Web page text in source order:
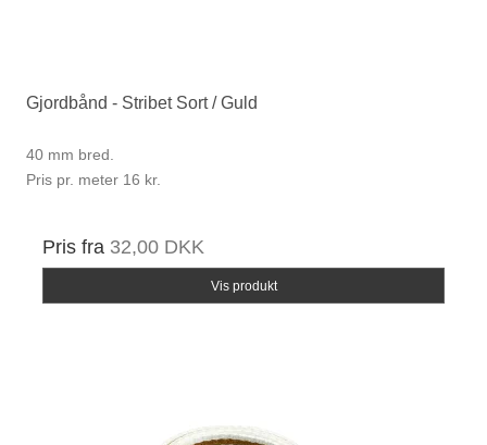
Gjordbånd - Stribet Sort / Guld
40 mm bred.
Pris pr. meter 16 kr.
Pris fra 32,00 DKK
Vis produkt